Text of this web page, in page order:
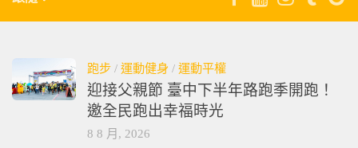
跑步 / 運動健身 / 運動平權
迎接父親節 臺中下半年路跑季開跑！
邀全民跑出幸福時光
8 8 月, 2026